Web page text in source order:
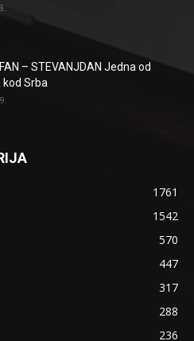
– STEVANJDAN Jedna od
kod Srba
1761
1542
570
447
317
288
236